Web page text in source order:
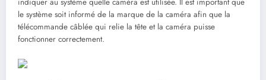
le système soit informé de la marque de la caméra afin que la
télécommande câblée qui relie la tête et la caméra puisse
fonctionner correctement.